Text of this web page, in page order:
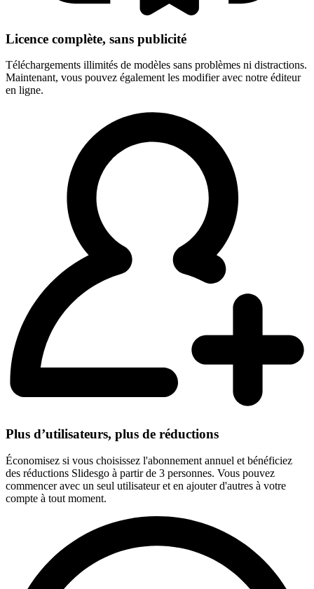
Licence complète, sans publicité
Téléchargements illimités de modèles sans problèmes ni distractions.
Maintenant, vous pouvez également les modifier avec notre éditeur
en ligne.
Plus d’utilisateurs, plus de réductions
Économisez si vous choisissez l'abonnement annuel et bénéficiez
des réductions Slidesgo à partir de 3 personnes. Vous pouvez
commencer avec un seul utilisateur et en ajouter d'autres à votre
compte à tout moment.